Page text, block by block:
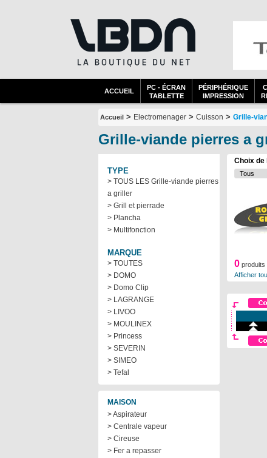
ACCUEIL
PC - ÉCRAN
TABLETTE
PÉRIPHÉRIQUE
IMPRESSION
Accueil > Electromenager > Cuisson > Grille-
Grille-viande pierres a
TYPE
> TOUS LES Grille-viande pierres
a griller
> Grill et pierrade
> Plancha
> Multifonction
MARQUE
> TOUTES
> DOMO
> Domo Clip
> LAGRANGE
> LIVOO
> MOULINEX
> Princess
> SEVERIN
> SIMEO
> Tefal
MAISON
> Aspirateur
> Centrale vapeur
> Cireuse
> Fer a repasser
Choix de
0 produits
Afficher